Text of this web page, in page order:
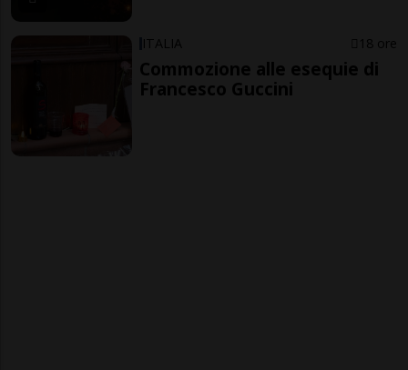
ITALIA 18 ore
Commozione alle esequie di
Francesco Guccini